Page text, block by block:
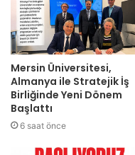
Mersin Üniversitesi,
Almanya ile Stratejik İş
Birliğinde Yeni Dönem
Başlattı
6 saat önce